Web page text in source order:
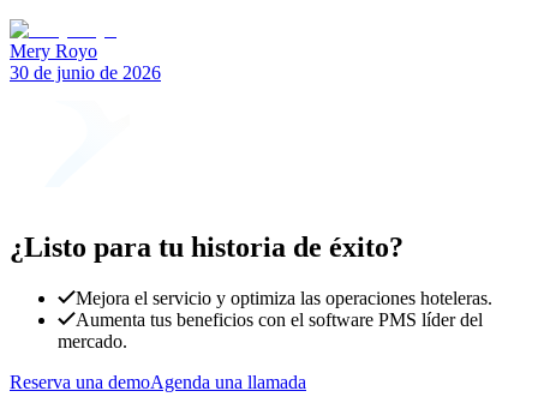
Mery Royo
30 de junio de 2026
¿Listo para tu historia de éxito?
Mejora el servicio y optimiza las operaciones hoteleras.
Aumenta tus beneficios con el software PMS líder del
mercado.
Reserva una demoAgenda una llamada